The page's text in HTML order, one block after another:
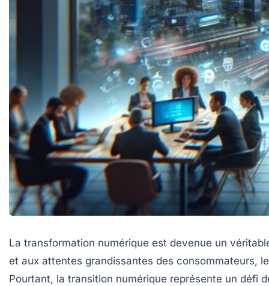
La transformation numérique est devenue un
et aux attentes grandissantes des consommateurs,
Pourtant, la transition numérique représente un défi